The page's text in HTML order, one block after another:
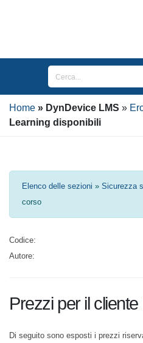
Home DynDevice LMS
Learning disponibili
Inserisci l'indirizzo Email
per ricevere il tuo username.
Email
Elenco delle sezioni»Sicurezza
Autore:
quali sarà poi applicato lo sconto "